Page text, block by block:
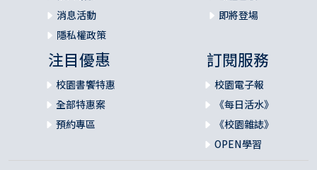
消息活動
隱私權政策
即將登場
注目優惠
校園書饗特惠
全部特惠案
預約專區
訂閱服務
校園電子報
《每日活水》
《校園雜誌》
OPEN學習